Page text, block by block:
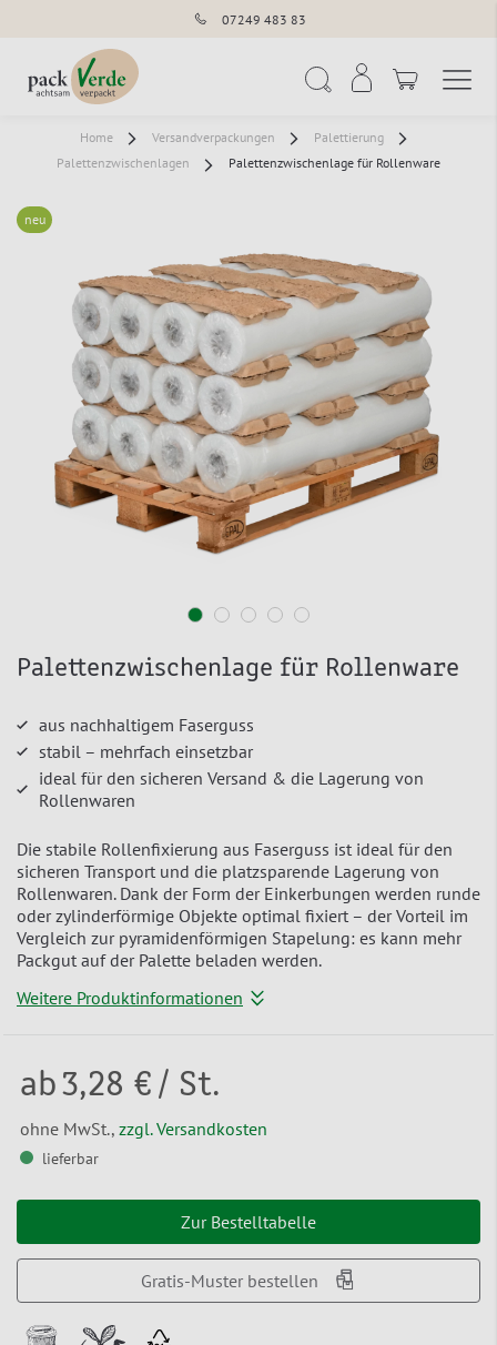
07249 483 83
Home Versandverpackungen
Palettierung
Palettenzwischenlagen
Palettenzwischenlage für Rollenware
neu
Palettenzwischenlage für Rollenware
aus nachhaltigem Faserguss
stabil – mehrfach einsetzbar
ideal für den sicheren Versand & die Lagerung von
Rollenwaren
Die stabile Rollenfixierung aus Faserguss ist ideal für den
sicheren Transport und die platzsparende Lagerung von
Rollenwaren. Dank der Form der Einkerbungen werden runde
oder zylinderförmige Objekte optimal fixiert – der Vorteil im
Vergleich zur pyramidenförmigen Stapelung: es kann mehr
Packgut auf der Palette beladen werden.
Weitere Produktinformationen
ab3,28 € / St.
ohne MwSt., zzgl. Versandkosten
lieferbar
Zur Bestelltabelle
Gratis-Muster bestellen